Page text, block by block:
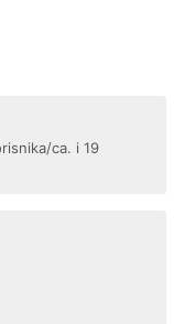
ca. i 19